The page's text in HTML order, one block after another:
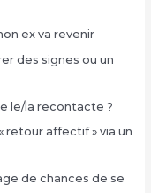
ex va revenir
des signes ou un
le/la recontacte ?
retour affectif » via un
de chances de se